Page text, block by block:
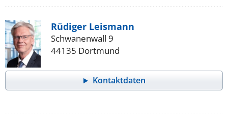
Rüdiger Leismann
Schwanenwall 9
44135 Dortmund
Kontaktdaten